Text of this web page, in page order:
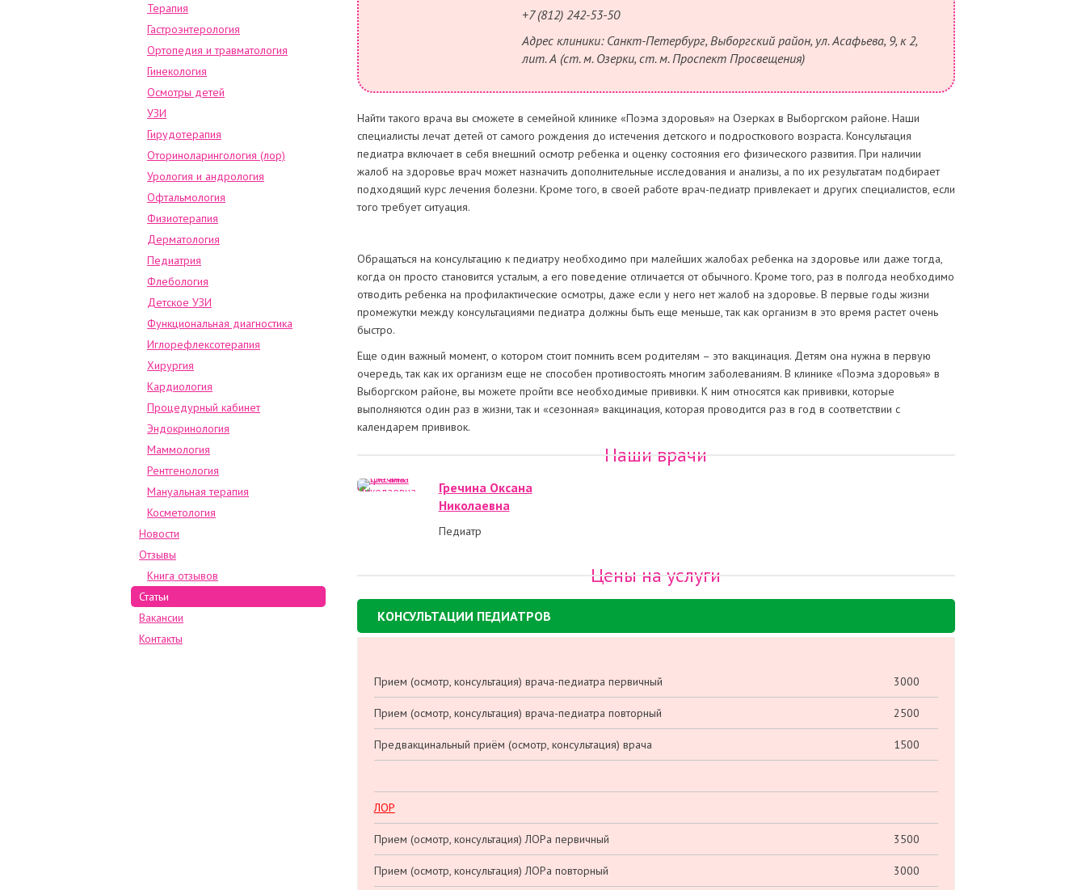
Терапия
Гастроэнтерология
Ортопедия и травматология
Гинекология
Осмотры детей
УЗИ
Гирудотерапия
Оториноларингология (лор)
Урология и андрология
Офтальмология
Физиотерапия
Дерматология
Педиатрия
Флебология
Детское УЗИ
Функциональная диагностика
Иглорефлексотерапия
Хирургия
Кардиология
Процедурный кабинет
Эндокринология
Маммология
Рентгенология
Мануальная терапия
Косметология
Новости
Отзывы
Книга отзывов
Статьи
Вакансии
Контакты
+7 (812) 242-53-50
Адрес клиники: Санкт-Петербург, Выборгский район, ул. Асафьева, 9, к 2,
лит. А (ст. м. Озерки, ст. м. Проспект Просвещения)
Найти такого врача вы сможете в семейной клинике «Поэма здоровья» на Озерках в Выборгском районе. Наши
специалисты лечат детей от самого рождения до истечения детского и подросткового возраста. Консультация
педиатра включает в себя внешний осмотр ребенка и оценку состояния его физического развития. При наличии
жалоб на здоровье врач может назначить дополнительные исследования и анализы, а по их результатам подбирает
подходящий курс лечения болезни. Кроме того, в своей работе врач-педиатр привлекает и других специалистов, если
того требует ситуация.
Обращаться на консультацию к педиатру необходимо при малейших жалобах ребенка на здоровье или даже тогда,
когда он просто становится усталым, а его поведение отличается от обычного. Кроме того, раз в полгода необходимо
отводить ребенка на профилактические осмотры, даже если у него нет жалоб на здоровье. В первые годы жизни
промежутки между консультациями педиатра должны быть еще меньше, так как организм в это время растет очень
быстро.
Еще один важный момент, о котором стоит помнить всем родителям – это вакцинация. Детям она нужна в первую
очередь, так как их организм еще не способен противостоять многим заболеваниям. В клинике «Поэма здоровья» в
Выборгском районе, вы можете пройти все необходимые прививки. К ним относятся как прививки, которые
выполняются один раз в жизни, так и «сезонная» вакцинация, которая проводится раз в год в соответствии с
календарем прививок.
Наши врачи
Гречина Оксана
Николаевна
Педиатр
Цены на услуги
КОНСУЛЬТАЦИИ ПЕДИАТРОВ
Прием (осмотр, консультация) врача-педиатра первичный 3000
Прием (осмотр, консультация) врача-педиатра повторный 2500
Предвакцинальный приём (осмотр, консультация) врача 1500
ЛОР
Прием (осмотр, консультация) ЛОРа первичный 3500
Прием (осмотр, консультация) ЛОРа повторный 3000